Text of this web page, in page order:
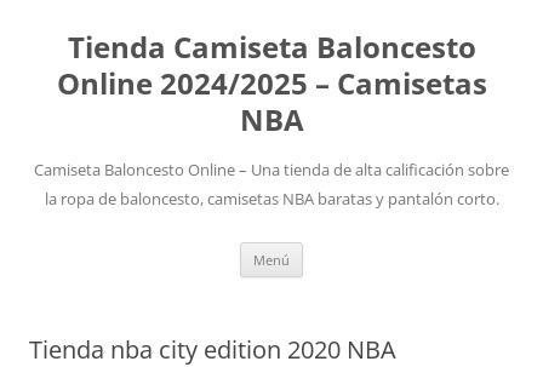
Tienda Camiseta Baloncesto
Online 2024/2025 – Camisetas
NBA
Camiseta Baloncesto Online – Una tienda de alta calificación sobre
la ropa de baloncesto, camisetas NBA baratas y pantalón corto.
Menú
Tienda nba city edition 2020 NBA